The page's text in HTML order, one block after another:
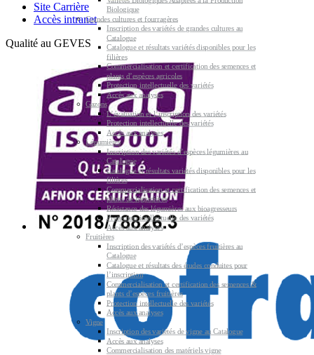
Site Carrière
Accès intranet
Qualité au GEVES
Biologique
Grandes cultures et fourragères
Inscription des variétés de grandes cultures au
Catalogue
Catalogue et résultats variétés disponibles pour les
filières
Commercialisation et certification des semences et
plants d’espèces agricoles
Protection intellectuelle des variétés
Accès aux analyses
Gazons
L’évaluation et l’inscription des variétés
Protection intellectuelle des variétés
Accès aux analyses
Légumières
Inscription des variétés d’espèces légumières au
Catalogue
Catalogue et résultats variétés disponibles pour les
filières
Commercialisation et certification des semences et
plants de légumières
Résistance des légumières aux bioagresseurs
Protection intellectuelle des variétés
Accès aux analyses
Fruitières
Inscription des variétés d’espèces fruitières au
Catalogue
Catalogue et résultats des études conduites pour
l’inscription
Commercialisation et certification des semences &
plants d’espèces fruitières
Protection intellectuelle des variétés
Accès aux analyses
Vigne
Inscription des variétés de vigne au Catalogue
Accès aux analyses
Commercialisation des matériels vigne